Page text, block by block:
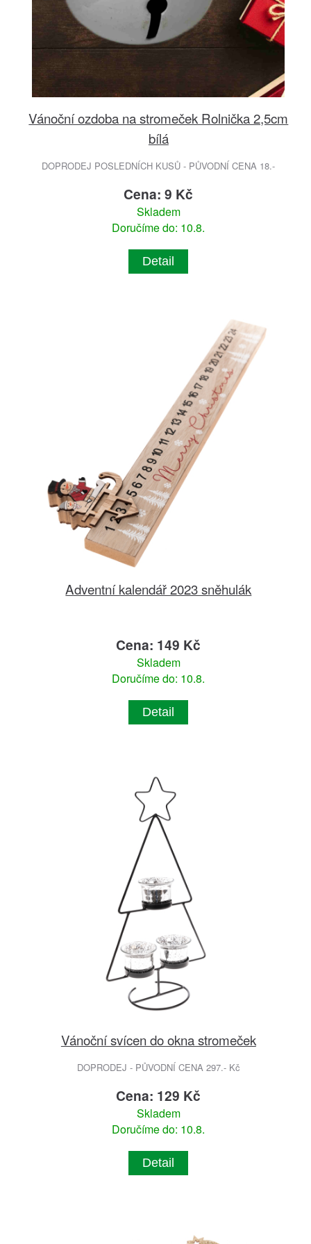
Vánoční ozdoba na stromeček Rolnička 2,5cm
bílá
DOPRODEJ POSLEDNÍCH KUSŮ - PŮVODNÍ CENA 18.-
Cena: 9 Kč
Skladem
Doručíme do: 10.8.
Detail
Adventní kalendář 2023 sněhulák
Cena: 149 Kč
Skladem
Doručíme do: 10.8.
Detail
Vánoční svícen do okna stromeček
DOPRODEJ - PŮVODNÍ CENA 297.- Kč
Cena: 129 Kč
Skladem
Doručíme do: 10.8.
Detail